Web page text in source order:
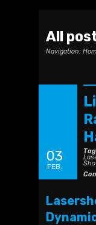
All
Navigation:
03
FEB.